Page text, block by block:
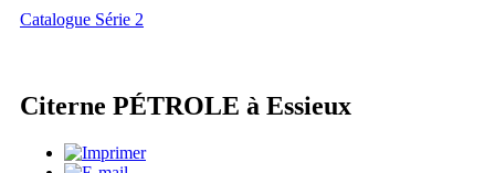
Catalogue Série 2
Citerne PÉTROLE à Essieux